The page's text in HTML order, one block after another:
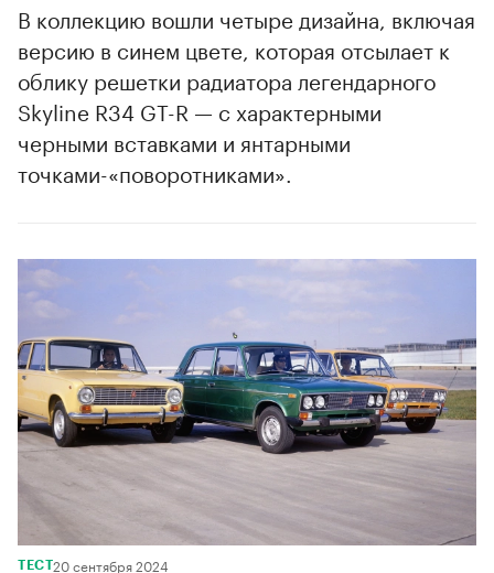
В коллекцию вошли четыре дизайна, включая
версию в синем цвете, которая отсылает к
облику решетки радиатора легендарного
Skyline R34 GT-R — с характерными
черными вставками и янтарными
точками-«поворотниками».
ТЕСТ20 сентября 2024